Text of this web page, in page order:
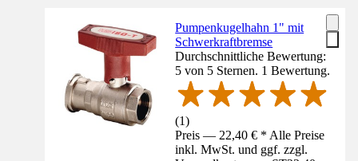
Pumpenkugelhahn 1" mit
Schwerkraftbremse
Durchschnittliche Bewertung:
5 von 5 Sternen. 1 Bewertung.
(1)
Preis — 22,40 € * Alle Preise
inkl. MwSt. und ggf. zzgl.